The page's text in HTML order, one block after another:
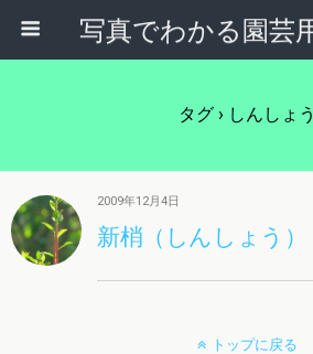
タグ › しんしょう
2009年12月4日
新梢（しんしょう）
トップに戻る